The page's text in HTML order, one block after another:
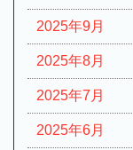
2025年9月
2025年8月
2025年7月
2025年6月